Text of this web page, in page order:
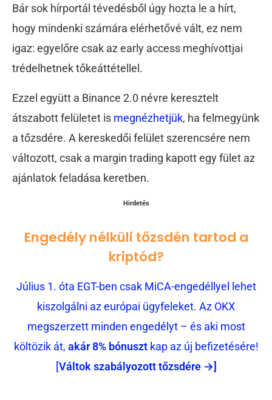
Bár sok hírportál tévedésből úgy hozta le a hírt,
hogy mindenki számára elérhetővé vált, ez nem
igaz: egyelőre csak az early access meghívottjai
trédelhetnek tőkeáttétellel.
Ezzel együtt a Binance 2.0 névre keresztelt
átszabott felületet is megnézhetjük, ha felmegyünk
a tőzsdére. A kereskedői felület szerencsére nem
változott, csak a margin trading kapott egy fület az
ajánlatok feladása keretben.
Hirdetés
Engedély nélküli tőzsdén tartod a
kriptód?
Július 1. óta EGT-ben csak MiCA-engedéllyel lehet
kiszolgálni az európai ügyfeleket. Az OKX
megszerzett minden engedélyt – és aki most
költözik át, akár 8% bónusztkap az új befizetésére!
[Váltok szabályozott tőzsdére →]